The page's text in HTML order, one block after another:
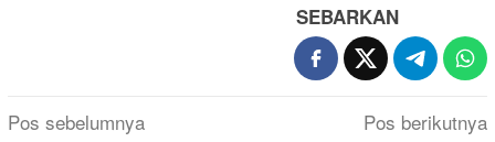
SEBARKAN
Navigasi
Pos sebelumnya
Pos berikutnya